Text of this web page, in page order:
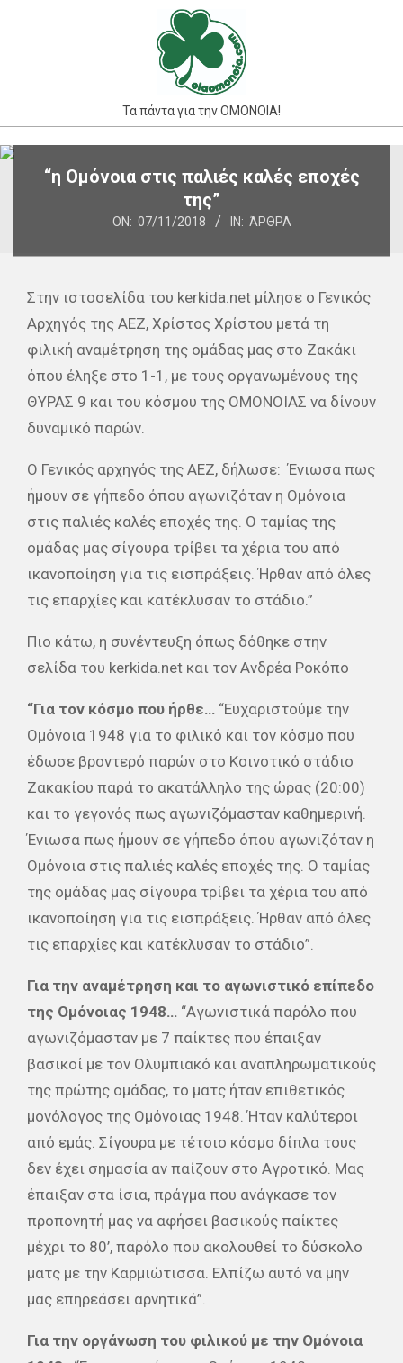
Τα πάντα για την ΟΜΟΝΟΙΑ!
Primary
Navigation“η Ομόνοια στις παλιές καλές εποχές
της”
ON: 07/11/2018 IN: ΆΡΘΡΑ
Στην ιστοσελίδα του kerkida.net μίλησε ο Γενικός
Αρχηγός της ΑΕΖ, Χρίστος Χρίστου μετά τη
φιλική αναμέτρηση της ομάδας μας στο Ζακάκι
όπου έληξε στο 1-1, με τους οργανωμένους της
ΘΥΡΑΣ 9 και του κόσμου της ΟΜΟΝΟΙΑΣ να δίνουν
δυναμικό παρών.
Ο Γενικός αρχηγός της ΑΕΖ, δήλωσε: Ένιωσα πως
ήμουν σε γήπεδο όπου αγωνιζόταν η Ομόνοια
στις παλιές καλές εποχές της. Ο ταμίας της
ομάδας μας σίγουρα τρίβει τα χέρια του από
ικανοποίηση για τις εισπράξεις. Ήρθαν από όλες
τις επαρχίες και κατέκλυσαν το στάδιο.”
Πιο κάτω, η συνέντευξη όπως δόθηκε στην
σελίδα του kerkida.net και τον Ανδρέα Ροκόπο
“Για τον κόσμο που ήρθε… “Ευχαριστούμε την
Ομόνοια 1948 για το φιλικό και τον κόσμο που
έδωσε βροντερό παρών στο Κοινοτικό στάδιο
Ζακακίου παρά το ακατάλληλο της ώρας (20:00)
και το γεγονός πως αγωνιζόμασταν καθημερινή.
Ένιωσα πως ήμουν σε γήπεδο όπου αγωνιζόταν η
Ομόνοια στις παλιές καλές εποχές της. Ο ταμίας
της ομάδας μας σίγουρα τρίβει τα χέρια του από
ικανοποίηση για τις εισπράξεις. Ήρθαν από όλες
τις επαρχίες και κατέκλυσαν το στάδιο”.
Για την αναμέτρηση και το αγωνιστικό επίπεδο
της Ομόνοιας 1948… “Αγωνιστικά παρόλο που
αγωνιζόμασταν με 7 παίκτες που έπαιξαν
βασικοί με τον Ολυμπιακό και αναπληρωματικούς
της πρώτης ομάδας, το ματς ήταν επιθετικός
μονόλογος της Ομόνοιας 1948. Ήταν καλύτεροι
από εμάς. Σίγουρα με τέτοιο κόσμο δίπλα τους
δεν έχει σημασία αν παίζουν στο Αγροτικό. Μας
έπαιξαν στα ίσια, πράγμα που ανάγκασε τον
προπονητή μας να αφήσει βασικούς παίκτες
μέχρι το 80’, παρόλο που ακολουθεί το δύσκολο
ματς με την Καρμιώτισσα. Ελπίζω αυτό να μην
μας επηρεάσει αρνητικά”.
Για την οργάνωση του φιλικού με την Ομόνοια